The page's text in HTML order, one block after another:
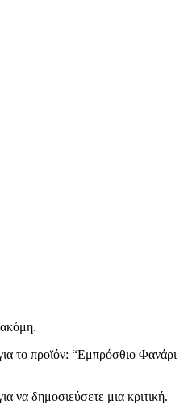
το προϊόν: “Εμπρόσθιο Φανάρι
να δημοσιεύσετε μια κριτική.